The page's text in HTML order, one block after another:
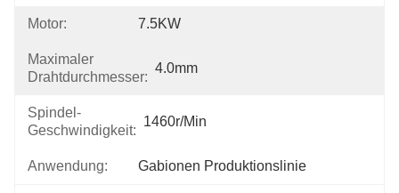
Motor: 7.5KW
Maximaler
Drahtdurchmesser:
4.0mm
Spindel-
Geschwindigkeit:
1460r/min
Anwendung: Gabionen Produktionslinie